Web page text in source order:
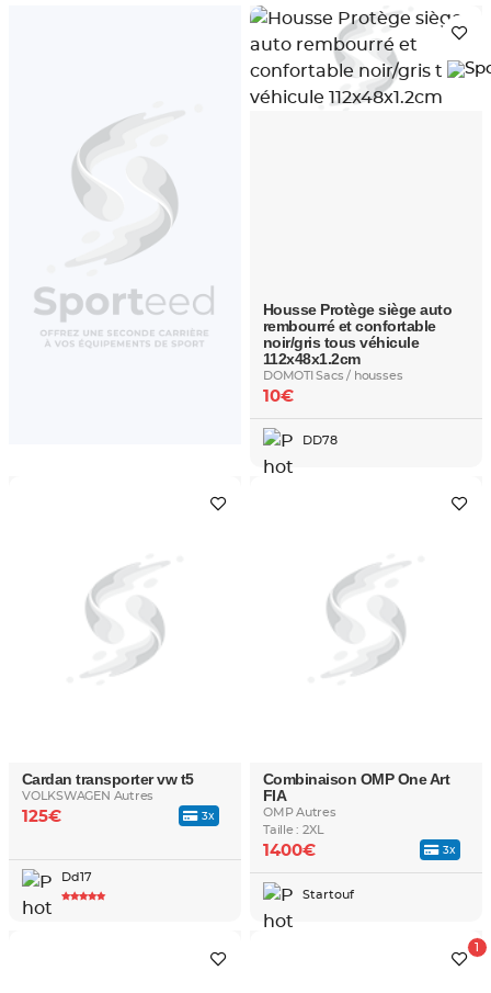
Housse Protège siège auto
rembourré et confortable
noir/gris tous véhicule
112x48x1.2cm
DOMOTI Sacs / housses
10€
DD78
Cardan transporter vw t5
VOLKSWAGEN Autres
3x
125€
Dd17
Combinaison OMP One Art
FIA
OMP Autres
Taille : 2XL
3x
1400€
Startouf